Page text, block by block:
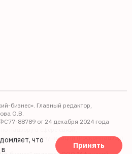
бизнес». Главный редактор,
О.В.
88789 от 24 декабря 2024 года
надзору в сфере связи,
массовых коммуникаций (Роскомнадзор).
что
в Принять